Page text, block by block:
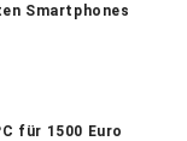
Smartphones
für 1500 Euro